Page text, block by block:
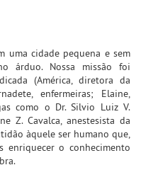
uma cidade pequena e sem
árduo. Nossa missão foi
(América, diretora da
enfermeiras; Elaine,
como o Dr. Silvio Luiz V.
Z. Cavalca, anestesista da
àquele ser humano que,
o conhecimento